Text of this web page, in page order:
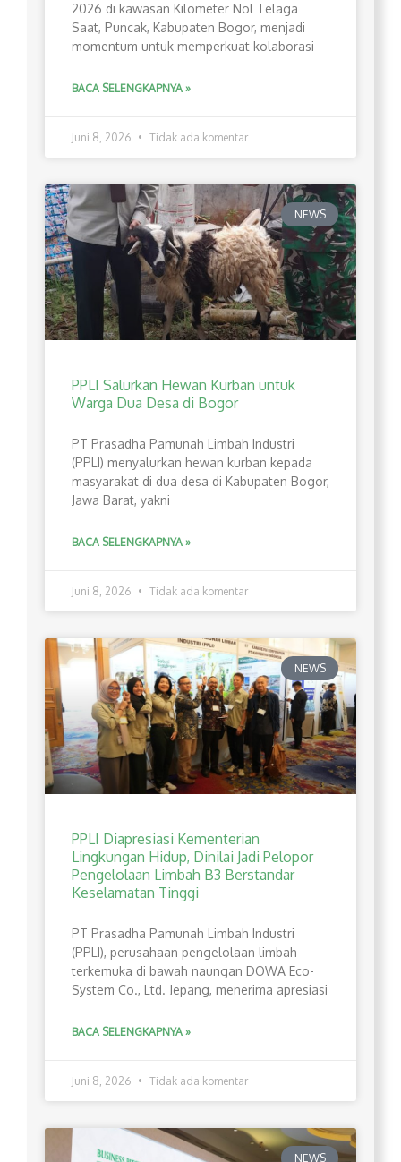
2026 di kawasan Kilometer Nol Telaga
Saat, Puncak, Kabupaten Bogor, menjadi
momentum untuk memperkuat kolaborasi
BACA SELENGKAPNYA »
Juni 8, 2026 Tidak ada komentar
NEWS
PPLI Salurkan Hewan Kurban untuk
Warga Dua Desa di Bogor
PT Prasadha Pamunah Limbah Industri
(PPLI) menyalurkan hewan kurban kepada
masyarakat di dua desa di Kabupaten Bogor,
Jawa Barat, yakni
BACA SELENGKAPNYA »
Juni 8, 2026 Tidak ada komentar
NEWS
PPLI Diapresiasi Kementerian
Lingkungan Hidup, Dinilai Jadi Pelopor
Pengelolaan Limbah B3 Berstandar
Keselamatan Tinggi
PT Prasadha Pamunah Limbah Industri
(PPLI), perusahaan pengelolaan limbah
terkemuka di bawah naungan DOWA Eco-
System Co., Ltd. Jepang, menerima apresiasi
BACA SELENGKAPNYA »
Juni 8, 2026 Tidak ada komentar
NEWS